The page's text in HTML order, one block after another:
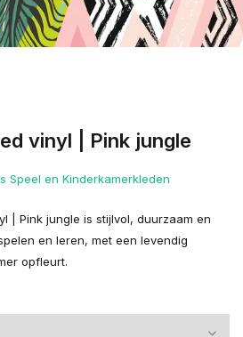
vinyl | Pink jungle
Speel en Kinderkamerkleden
| Pink jungle is stijlvol, duurzaam en
en leren, met een levendig
opfleurt.